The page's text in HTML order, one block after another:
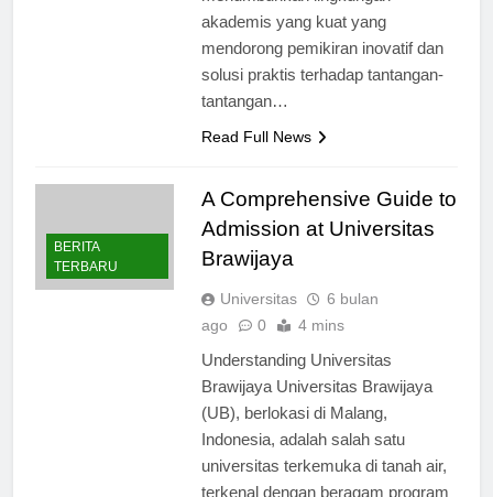
menumbuhkan lingkungan
akademis yang kuat yang
mendorong pemikiran inovatif dan
solusi praktis terhadap tantangan-
BERITA
A Comprehensive Guide to
Admission at Universitas
Brawijaya
Universitas
6 bulan
Understanding Universitas
Brawijaya Universitas Brawijaya
(UB), berlokasi di Malang,
Indonesia, adalah salah satu
universitas terkemuka di tanah air,